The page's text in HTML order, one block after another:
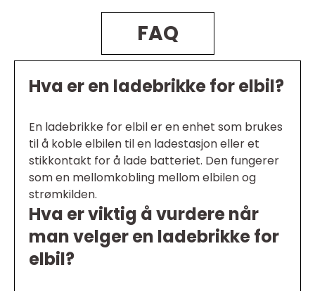
FAQ
Hva er en ladebrikke for elbil?
En ladebrikke for elbil er en enhet som brukes
til å koble elbilen til en ladestasjon eller et
stikkontakt for å lade batteriet. Den fungerer
som en mellomkobling mellom elbilen og
strømkilden.
Hva er viktig å vurdere når
man velger en ladebrikke for
elbil?